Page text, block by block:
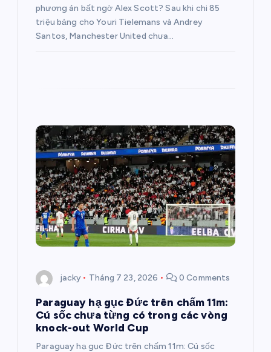
phương án bất ngờ Alex Scott? Sau khi chi 85
triệu bảng cho Youri Tielemans và Andrey
Santos, Manchester United chưa…
jacky Tháng 7 23, 2026 0 Comments
Paraguay hạ gục Đức trên chấm 11m:
Cú sốc chưa từng có trong các vòng
knock-out World Cup
Paraguay hạ gục Đức trên chấm 11m: Cú sốc